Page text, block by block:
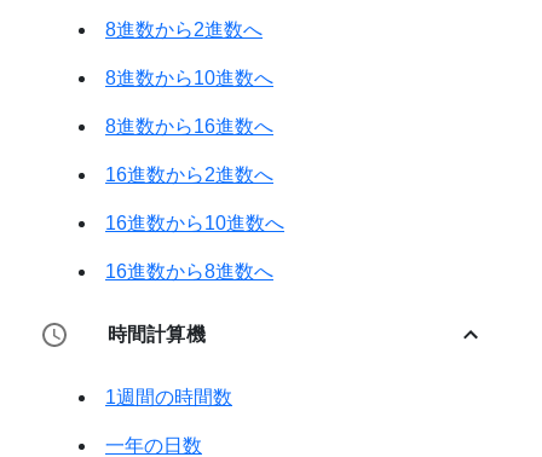
8進数から2進数へ
8進数から10進数へ
8進数から16進数へ
16進数から2進数へ
16進数から10進数へ
16進数から8進数へ
時間計算機
1週間の時間数
一年の日数